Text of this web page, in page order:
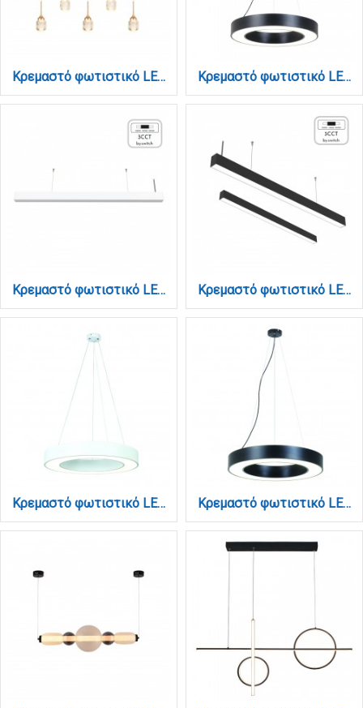
Κρεμαστό φωτιστικό LED 5*10W από χρυσαφί μέταλλο και ακρυλικό D:60x200cm (4077R-5-Golden) Κρεμαστό φωτιστικό LED 50W 3000K σε μαύρη απόχρωση D:80cm (6041-80-BL)
Κρεμαστό φωτιστικό LED 50W 3CCT (By Switch) από αλουμίνιο σε λευκή απόχρωση D:150cm (6072-150-WH) Κρεμαστό φωτιστικό LED 50W 3CCT (By Switch) από αλουμίνιο σε μαύρη απόχρωση D:150cm (6072-150-BL)
Κρεμαστό φωτιστικό LED 50W 4000K σε λευκή απόχρωση D:80cm (6171-80-WH) Κρεμαστό φωτιστικό LED 50W 4000K σε μαύρη απόχρωση D:80cm (6171-80-BL)